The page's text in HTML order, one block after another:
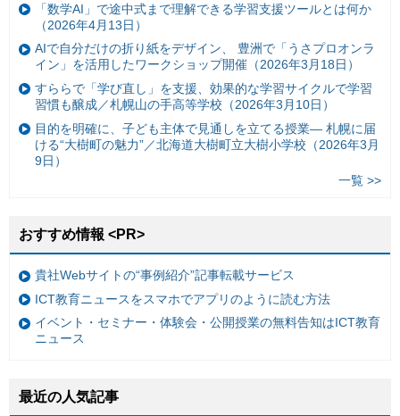
「数学AI」で途中式まで理解できる学習支援ツールとは何か
（2026年4月13日）
AIで自分だけの折り紙をデザイン、 豊洲で「うさプロオンラ
イン」を活用したワークショップ開催（2026年3月18日）
すららで「学び直し」を支援、効果的な学習サイクルで学習
習慣も醸成／札幌山の手高等学校（2026年3月10日）
目的を明確に、子ども主体で見通しを立てる授業— 札幌に届
ける“大樹町の魅力”／北海道大樹町立大樹小学校（2026年3月
9日）
一覧 >>
おすすめ情報 <PR>
貴社Webサイトの“事例紹介”記事転載サービス
ICT教育ニュースをスマホでアプリのように読む方法
イベント・セミナー・体験会・公開授業の無料告知はICT教育
ニュース
最近の人気記事